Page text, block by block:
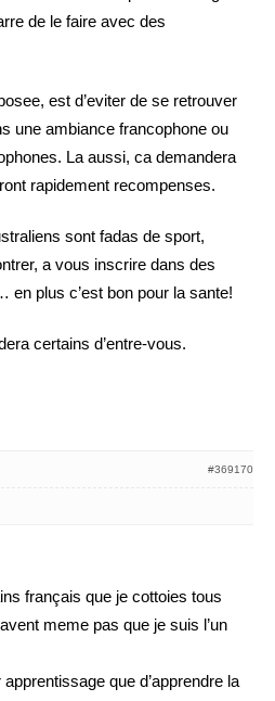
de le faire avec des
est d’eviter de se retrouver
une ambiance francophone ou
La aussi, ca demandera
rapidement recompenses.
sont fadas de sport,
a vous inscrire dans des
plus c’est bon pour la sante!
certains d’entre-vous.
#369170
français que je cottoies tous
meme pas que je suis l’un
que d’apprendre la